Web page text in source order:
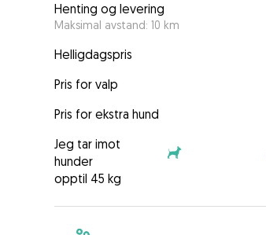
Henting og levering
Maksimal avstand: 10 km
Helligdagspris
Pris for valp
Pris for ekstra hund
Jeg tar imot
hunder
opptil 45 kg